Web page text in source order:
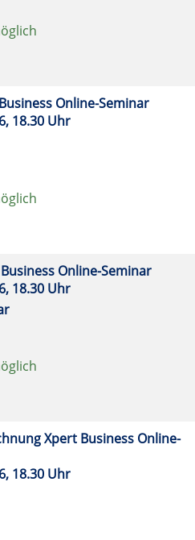
Online-Seminar
18.30 Uhr
Online-Seminar
18.30 Uhr
Xpert Business Online-
18.30 Uhr